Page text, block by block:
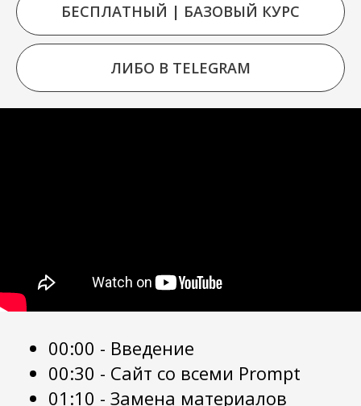
БЕСПЛАТНЫЙ | БАЗОВЫЙ КУРС
ЛИБО В TELEGRAM
00:00 - Введение
00:30 - Сайт со всеми Prompt
01:10 - Замена материалов